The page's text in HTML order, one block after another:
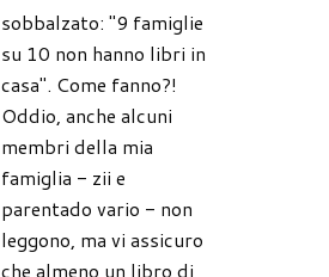
sobbalzato: "9 famiglie
su 10 non hanno libri in
casa". Come fanno?!
Oddio, anche alcuni
membri della mia
famiglia - zii e
parentado vario - non
leggono, ma vi assicuro
che almeno un libro di